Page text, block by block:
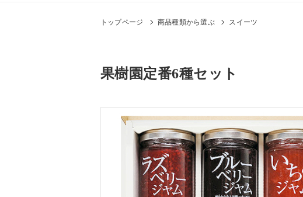
トップページ 商品種類から選ぶ スイーツ
果樹園定番6種セット